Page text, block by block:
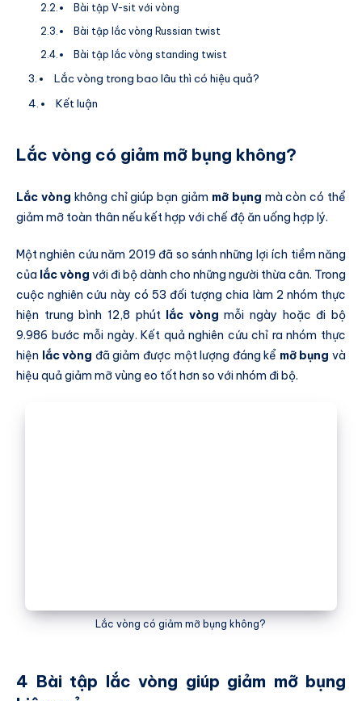
Bài tập V-sit với vòng
Bài tập lắc vòng Russian twist
Bài tập lắc vòng standing twist
Lắc vòng trong bao lâu thì có hiệu quả?
Kết luận
Lắc vòng có giảm mỡ bụng không?
Lắc vòng không chỉ giúp bạn giảm mỡ bụng mà còn có thể
giảm mỡ toàn thân nếu kết hợp với chế độ ăn uống hợp lý.
Một nghiên cứu năm 2019 đã so sánh những lợi ích tiềm năng
của lắc vòng với đi bộ dành cho những người thừa cân. Trong
cuộc nghiên cứu này có 53 đối tượng chia làm 2 nhóm thực
hiện trung bình 12,8 phút lắc vòng mỗi ngày hoặc đi bộ
9.986 bước mỗi ngày. Kết quả nghiên cứu chỉ ra nhóm thực
hiện lắc vòng đã giảm được một lượng đáng kể mỡ bụng và
hiệu quả giảm mỡ vùng eo tốt hơn so với nhóm đi bộ.
Lắc vòng có giảm mỡ bụng không?
4 Bài tập lắc vòng giúp giảm mỡ bụng